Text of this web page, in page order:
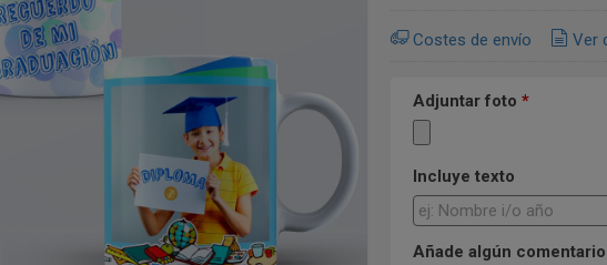
Costes de envío Ver
Adjuntar foto *
Incluye texto
Añade algún